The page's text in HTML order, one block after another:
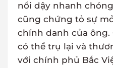
nổi dậy nhanh
cũng chứng tỏ sự
chính danh của
có thể trụ lại và
với chính phủ Bắc